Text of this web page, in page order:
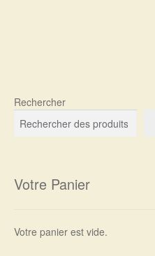
Rechercher
Votre Panier
Votre panier est vide.